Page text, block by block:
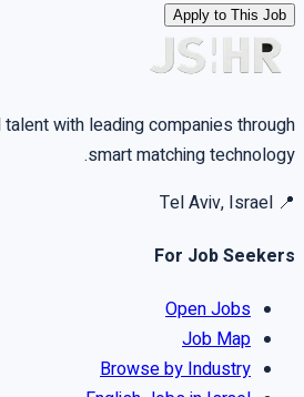
Apply to This Job
with leading companies through
smart matching technology.
📍
Tel Aviv, Israel
For Job Seekers
Open Jobs
Job Map
Browse by Industry